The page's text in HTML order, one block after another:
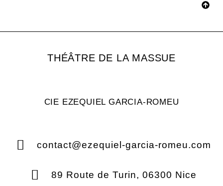
THÉÂTRE DE LA MASSUE
CIE EZEQUIEL GARCIA-ROMEU
contact@ezequiel-garcia-romeu.com
89 Route de Turin, 06300 Nice